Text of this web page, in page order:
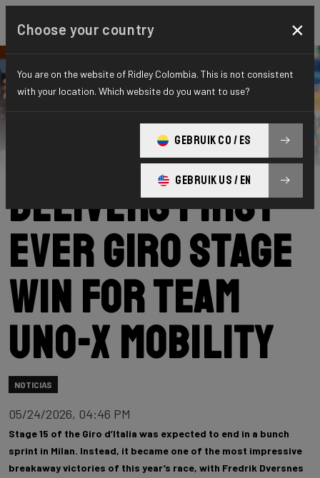
Category: Noticias
Dversnes Lavik
delivers first-
ever Giro stage
win for Team
Uno-X Mobility
NOTICIAS
05/24/2026, 04:46 PM
Stage 15 of the Giro d’Italia was expected to end in a bunch
sprint in Milan. Instead, it became one of the most impressive
breakaway victories of this year’s race, with Fredrik Dversnes
Choose your country ×
You are on the website of Ridley Colombia. This is not consistent
with your location. Which website do you want to use?
GEBRUIK CO / ES
GEBRUIK US / EN